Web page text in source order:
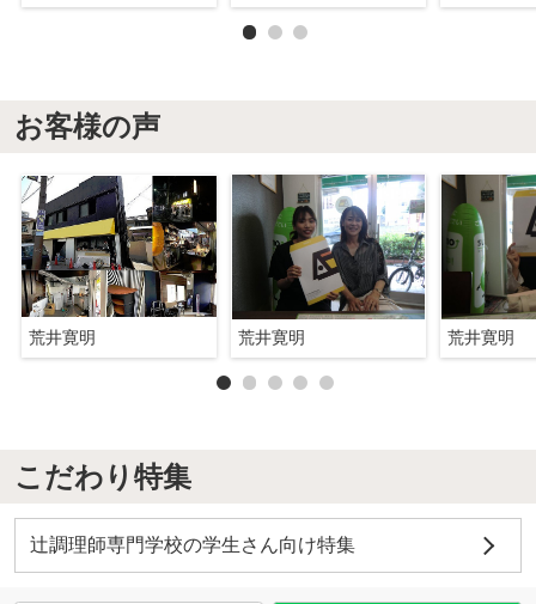
お客様の声
荒井寛明 荒井寛明 荒井寛明
こだわり特集
辻調理師専門学校の学生さん向け特集